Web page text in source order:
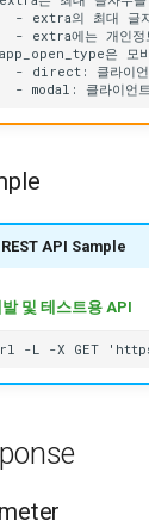
REST API Sample
및 테스트용 API